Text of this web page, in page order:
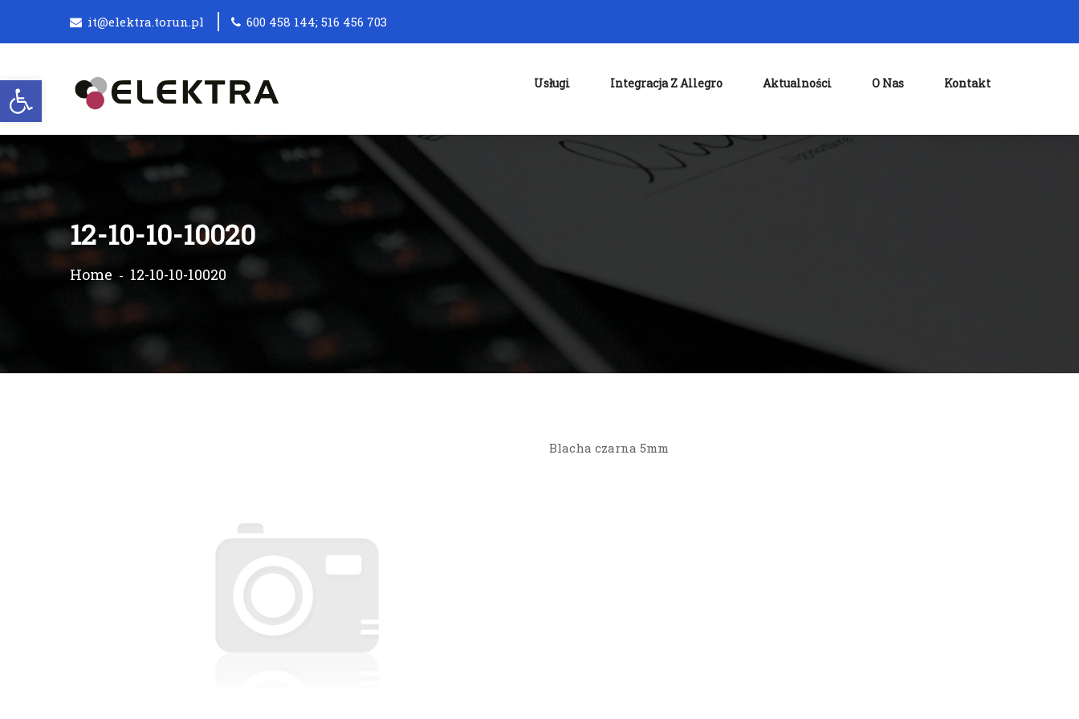
Otwórz pasek narzędzi
it@elektra.torun.pl 600 458 144; 516 456 703
Usługi Integracja Z Allegro Aktualności O Nas Kontakt
12-10-10-10020
Home 12-10-10-10020
Blacha czarna 5mm